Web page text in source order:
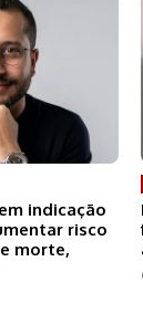
indicação
risco
morte,